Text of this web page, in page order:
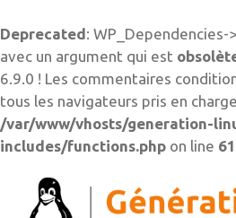
Deprecated:
avec un argument qui est
6.9.0 ! Les commentaires
tous les navigateurs pris en
/var/www/vhosts/generation-
includes/functions.php on line
contenu